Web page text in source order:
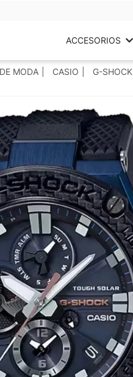
ACCESORIOS
MODA CASIO G-SHOCK